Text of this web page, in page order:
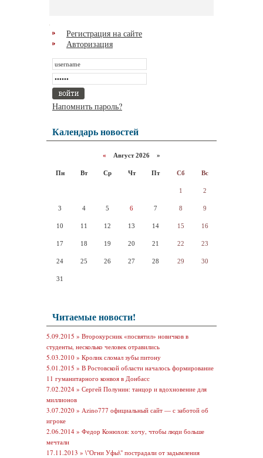
Регистрация на сайте
Авторизация
Напомнить пароль?
Календарь новостей
« Август 2026 »
Пн Вт Ср Чт Пт Сб Вс
1 2
3 4 5 6 7 8 9
10 11 12 13 14 15 16
17 18 19 20 21 22 23
24 25 26 27 28 29 30
31
Читаемые новости!
5.09.2015 » Второкурсник «посвятил» новичков в
студенты, несколько человек отравились
5.03.2010 » Кролик сломал зубы питону
5.01.2015 » В Ростовской области началось формирование
11 гуманитарного конвоя в Донбасс
7.02.2024 » Сергей Полунин: танцор и вдохновение для
миллионов
3.07.2020 » Azino777 официальный сайт — с заботой об
игроке
2.06.2014 » Федор Конюхов: хочу, чтобы люди больше
мечтали
17.11.2013 » \"Огни Уфы\" пострадали от задымления